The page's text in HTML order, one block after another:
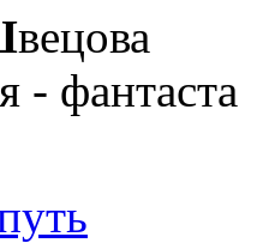
вецова
- фантаста